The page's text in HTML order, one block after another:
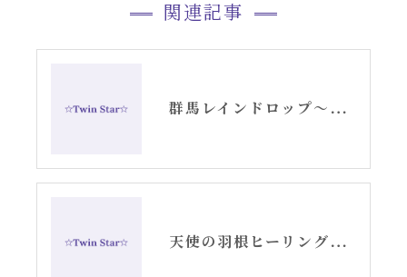
関連記事
群馬レインドロップ〜天使の羽根ヒーリング・ご感想〜
天使の羽根ヒーリング・レインドロップ(アロマヒーリング)